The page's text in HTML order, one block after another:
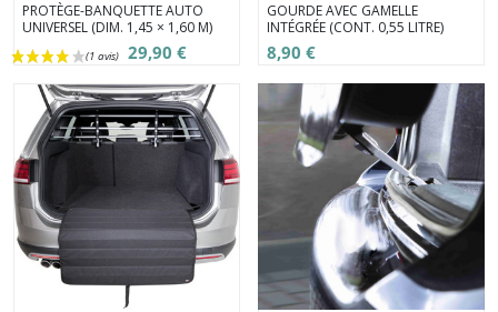
PROTÈGE-BANQUETTE AUTO
UNIVERSEL (DIM. 1,45 × 1,60 M)
29,90 €
GOURDE AVEC GAMELLE
INTÉGRÉE (CONT. 0,55 LITRE)
8,90 €